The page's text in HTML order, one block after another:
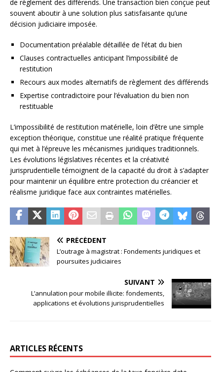
de règlement des différends. Une transaction bien conçue peut
souvent aboutir à une solution plus satisfaisante qu’une
décision judiciaire imposée.
Documentation préalable détaillée de l’état du bien
Clauses contractuelles anticipant l’impossibilité de
restitution
Recours aux modes alternatifs de règlement des différends
Expertise contradictoire pour l’évaluation du bien non
restituable
L’impossibilité de restitution matérielle, loin d’être une simple
exception théorique, constitue une réalité pratique fréquente
qui met à l’épreuve les mécanismes juridiques traditionnels.
Les évolutions législatives récentes et la créativité
jurisprudentielle témoignent de la capacité du droit à s’adapter
pour maintenir un équilibre entre protection du créancier et
réalisme juridique face aux contraintes matérielles.
PRÉCÉDENT
L’outrage à magistrat : Fondements juridiques et
poursuites judiciaires
SUIVANT
L’annulation pour mobile illicite: fondements,
applications et évolutions jurisprudentielles
ARTICLES RÉCENTS